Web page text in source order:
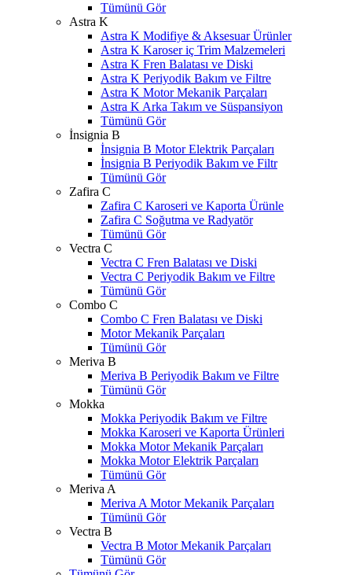
Tümünü Gör
Astra K
Astra K Modifiye & Aksesuar Ürünler
Astra K Karoser iç Trim Malzemeleri
Astra K Fren Balatası ve Diski
Astra K Periyodik Bakım ve Filtre
Astra K Motor Mekanik Parçaları
Astra K Arka Takım ve Süspansiyon
Tümünü Gör
İnsignia B
İnsignia B Motor Elektrik Parçaları
İnsignia B Periyodik Bakım ve Filtr
Tümünü Gör
Zafira C
Zafira C Karoseri ve Kaporta Ürünle
Zafira C Soğutma ve Radyatör
Tümünü Gör
Vectra C
Vectra C Fren Balatası ve Diski
Vectra C Periyodik Bakım ve Filtre
Tümünü Gör
Combo C
Combo C Fren Balatası ve Diski
Motor Mekanik Parçaları
Tümünü Gör
Meriva B
Meriva B Periyodik Bakım ve Filtre
Tümünü Gör
Mokka
Mokka Periyodik Bakım ve Filtre
Mokka Karoseri ve Kaporta Ürünleri
Mokka Motor Mekanik Parçaları
Mokka Motor Elektrik Parçaları
Tümünü Gör
Meriva A
Meriva A Motor Mekanik Parçaları
Tümünü Gör
Vectra B
Vectra B Motor Mekanik Parçaları
Tümünü Gör